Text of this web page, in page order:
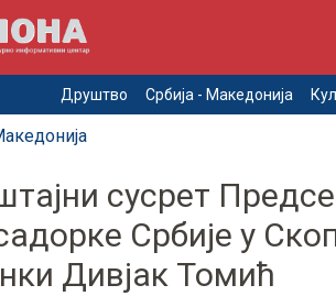
Друштво Србија - Македонија
сусрет
Србије у
Дивјак Томић